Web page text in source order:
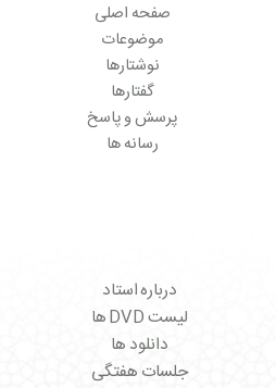
صفحه اصلی
موضوعات
نوشتارها
گفتارها
پرسش و پاسخ
رسانه ها
درباره استاد
لیست DVD ها
دانلود ها
جلسات هفتگی